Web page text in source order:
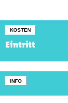
KOSTEN
Eintritt
INFO